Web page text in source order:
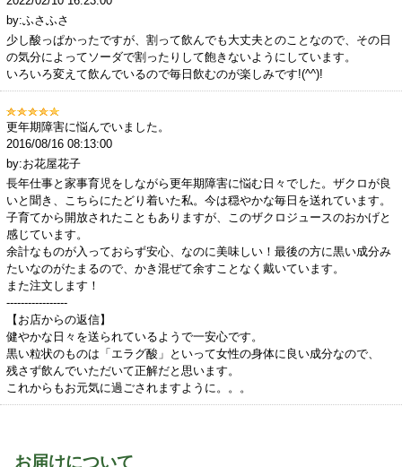
by:ふさふさ
少し酸っぱかったですが、割って飲んでも大丈夫とのことなので、その日
の気分によってソーダで割ったりして飽きないようにしています。
いろいろ変えて飲んでいるので毎日飲むのが楽しみです!(^^)!
更年期障害に悩んでいました。
2016/08/16 08:13:00
by:お花屋花子
長年仕事と家事育児をしながら更年期障害に悩む日々でした。ザクロが良
いと聞き、こちらにたどり着いた私。今は穏やかな毎日を送れています。
子育てから開放されたこともありますが、このザクロジュースのおかげと
感じています。
余計なものが入っておらず安心、なのに美味しい！最後の方に黒い成分み
たいなのがたまるので、かき混ぜて余すことなく戴いています。
また注文します！
-----------------
【お店からの返信】
健やかな日々を送られているようで一安心です。
黒い粒状のものは「エラグ酸」といって女性の身体に良い成分なので、
残さず飲んでいただいて正解だと思います。
これからもお元気に過ごされますように。。。